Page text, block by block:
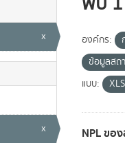
x
x
องค์กร:
ข้อมูลสถ
แบบ:
NPL ขอ